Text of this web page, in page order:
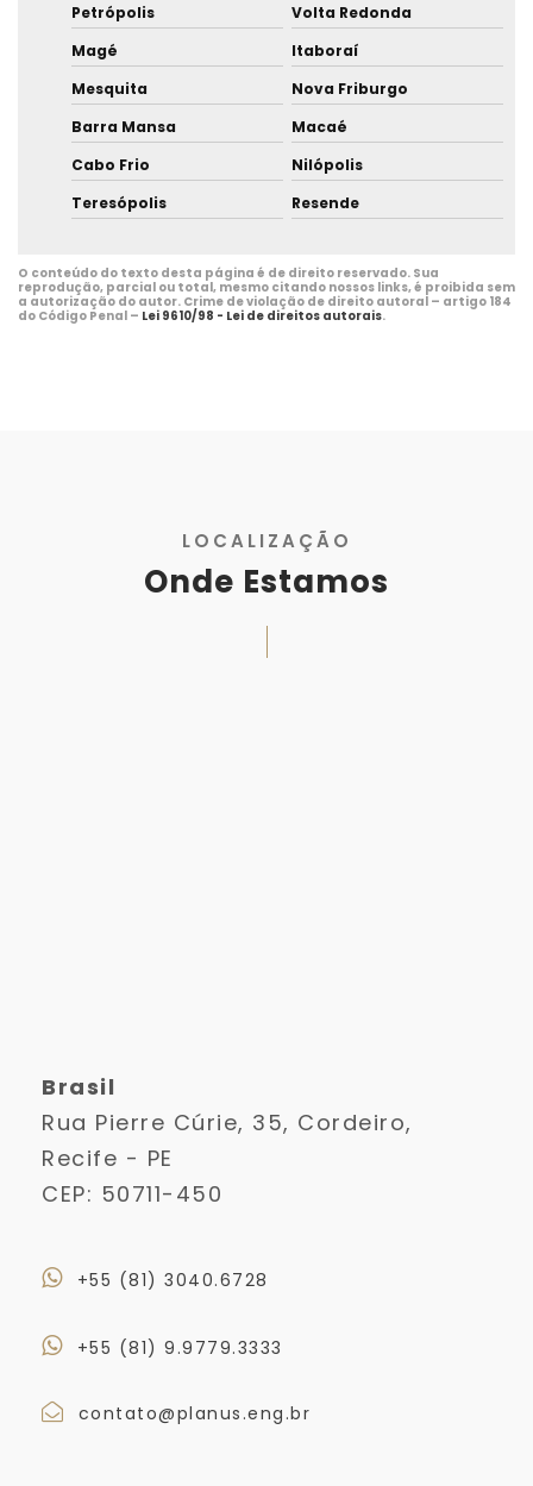
Petrópolis
Volta Redonda
Magé
Itaboraí
Mesquita
Nova Friburgo
Barra Mansa
Macaé
Cabo Frio
Nilópolis
Teresópolis
Resende
O conteúdo do texto desta página é de direito reservado. Sua
reprodução, parcial ou total, mesmo citando nossos links, é proibida sem
a autorização do autor. Crime de violação de direito autoral – artigo 184
do Código Penal – Lei 9610/98 - Lei de direitos autorais.
LOCALIZAÇÃO
Onde Estamos
Brasil
Rua Pierre Cúrie, 35, Cordeiro,
Recife - PE
CEP: 50711-450
+55 (81) 3040.6728
+55 (81) 9.9779.3333
contato@planus.eng.br